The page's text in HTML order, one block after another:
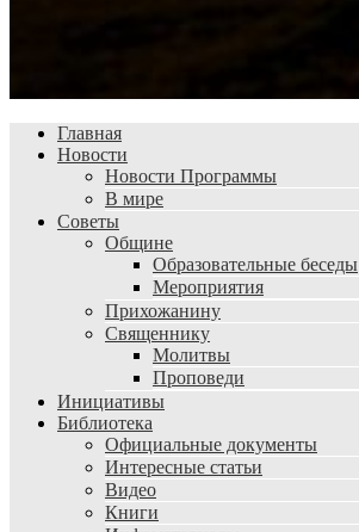
Главная
Новости
Новости Программы
В мире
Советы
Общине
Образовательные беседы
Мероприятия
Прихожанину
Священнику
Молитвы
Проповеди
Инициативы
Библиотека
Официальные документы
Интересные статьи
Видео
Книги